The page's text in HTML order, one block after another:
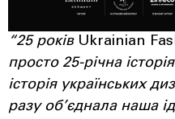
“25 років Ukrainian
просто 25-річна
історія українських
разу об’єднала наша